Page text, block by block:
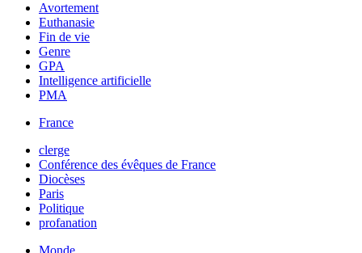
Avortement
Euthanasie
Fin de vie
Genre
GPA
Intelligence artificielle
PMA
France
clerge
Conférence des évêques de France
Diocèses
Paris
Politique
profanation
Monde